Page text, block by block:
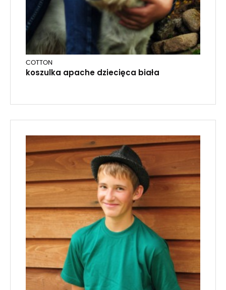
COTTON
koszulka apache dziecięca biała